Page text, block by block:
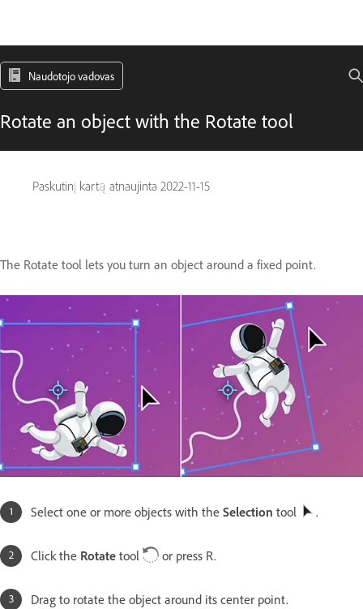
Naudotojo vadovas
Rotate an object with the Rotate tool
Paskutinį kartą atnaujinta 2022-11-15
The Rotate tool lets you turn an object around a fixed point.
Select one or more objects with the Selection tool .
Click the Rotate tool or press R.
Drag to rotate the object around its center point.